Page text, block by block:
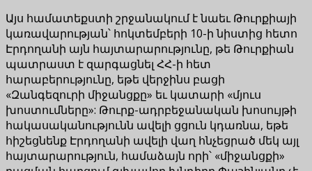
Այս համատեքստի շրջանակում է նաեւ Թուրքիայի
կառավարության՝ հոկտեմբերի 10-ի նիստից հետո
Էրդողանի այն հայտարարությունը, թե Թուրքիան
պատրաստ է զարգացնել ՀՀ-ի հետ
հարաբերությունը, եթե վերջինս բացի
«Զանգեզուրի միջանցքը» եւ կատարի «մյուս
խոստումները»: Թուրք-ադրբեջանական խոսույթի
հակասականությունն ավելի ցցուն կդառնա, եթե
հիշեցնենք Էրդողանի ավելի վաղ հնչեցրած մեկ այլ
հայտարարություն, համաձայն որի՝ «միջանցքի»